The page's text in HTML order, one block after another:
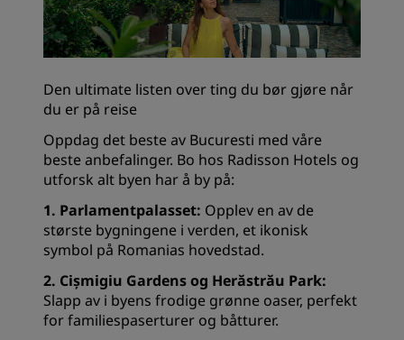
Den ultimate listen over ting du bør gjøre når
du er på reise
Oppdag det beste av Bucuresti med våre
beste anbefalinger. Bo hos Radisson Hotels og
utforsk alt byen har å by på:
1. Parlamentpalasset: Opplev en av de
største bygningene i verden, et ikonisk
symbol på Romanias hovedstad.
2. Cișmigiu Gardens og Herăstrău Park:
Slapp av i byens frodige grønne oaser, perfekt
for familiespaserturer og båtturer.